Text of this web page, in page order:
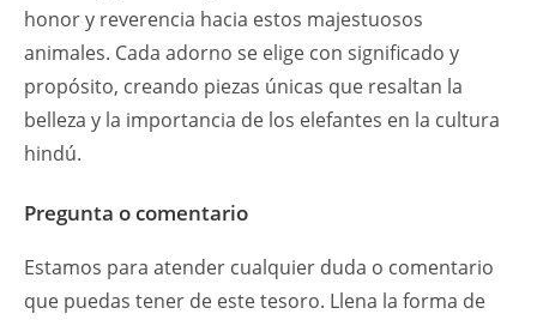
honor y reverencia hacia estos majestuosos
animales. Cada adorno se elige con significado y
propósito, creando piezas únicas que resaltan la
belleza y la importancia de los elefantes en la cultura
hindú.
Pregunta o comentario
Estamos para atender cualquier duda o comentario
que puedas tener de este tesoro. Llena la forma de